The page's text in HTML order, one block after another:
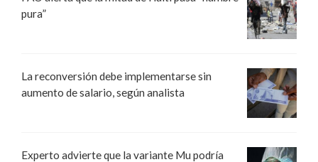
pura”
La reconversión debe implementarse sin
aumento de salario, según analista
Experto advierte que la variante Mu podría